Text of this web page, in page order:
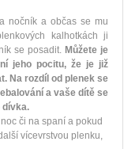
nočník a občas se mu
kalhotkách ji
se posadit. Můžete je
jeho pocitu, že je již
Na rozdíl od plenek se
a vaše dítě se
dívka.
či na spaní a pokud
vícevrstvou plenku,